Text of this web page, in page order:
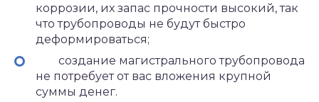
коррозии, их запас прочности высокий, так
что трубопроводы не будут быстро
деформироваться;
создание магистрального трубопровода
не потребует от вас вложения крупной
суммы денег.